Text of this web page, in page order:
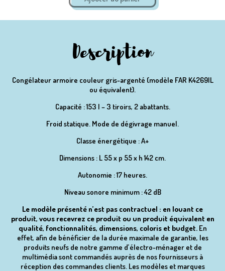
Description
Congélateur armoire couleur gris-argenté (modèle FAR K4269IL
ou équivalent).
Capacité : 153 l – 3 tiroirs, 2 abattants.
Froid statique. Mode de dégivrage manuel.
Classe énergétique : A+
Dimensions : L 55 x p 55 x h 142 cm.
Autonomie : 17 heures.
Niveau sonore minimum : 42 dB
Le modèle présenté n’est pas contractuel : en louant ce
produit, vous recevrez ce produit ou un produit équivalent en
qualité, fonctionnalités, dimensions, coloris et budget.En
effet, afin de bénéficier de la durée maximale de garantie, les
produits neufs de notre gamme d’électro-ménager et de
multimédia sont commandés auprès de nos fournisseurs à
réception des commandes clients. Les modèles et marques